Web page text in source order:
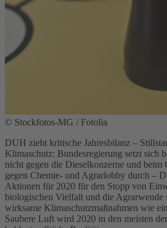
© Stockfotos-MG / Fotolia
DUH zieht kritische Jahresbilanz –
Klimaschutz: Bundesregierung setzt sich
nicht gegen die Dieselkonzerne und beim
gegen Chemie- und Agrarlobby durch –
Aktionen für 2020 für den Stopp von
biologischen Vielfalt und die Agrarwende
wirksame Klimaschutzmaßnahmen wie
Saubere Luft wird 2020 in den meisten